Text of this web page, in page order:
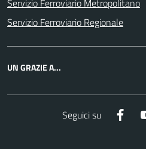
Servizio Ferroviario Metropolitano
Servizio Ferroviario Regionale
UN GRAZIE A...
Seguici su